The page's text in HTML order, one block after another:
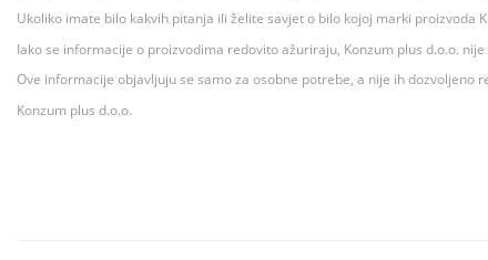
Ukoliko imate bilo kakvih pitanja ili želite savjet o bilo kojoj marki proizvoda
Iako se informacije o proizvodima redovito ažuriraju, Konzum plus d.o.o.
Ove informacije objavljuju se samo za osobne potrebe, a nije ih
Konzum plus d.o.o.